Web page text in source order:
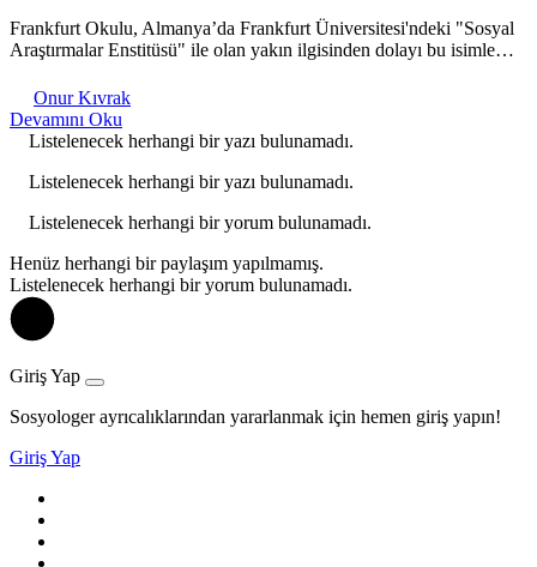
Frankfurt Okulu, Almanya’da Frankfurt Üniversitesi'ndeki "Sosyal
Araştırmalar Enstitüsü" ile olan yakın ilgisinden dolayı bu isimle…
Onur Kıvrak
Devamını Oku
Listelenecek herhangi bir yazı bulunamadı.
Listelenecek herhangi bir yazı bulunamadı.
Listelenecek herhangi bir yorum bulunamadı.
Henüz herhangi bir paylaşım yapılmamış.
Listelenecek herhangi bir yorum bulunamadı.
Giriş Yap
Sosyologer ayrıcalıklarından yararlanmak için hemen giriş yapın!
Giriş Yap